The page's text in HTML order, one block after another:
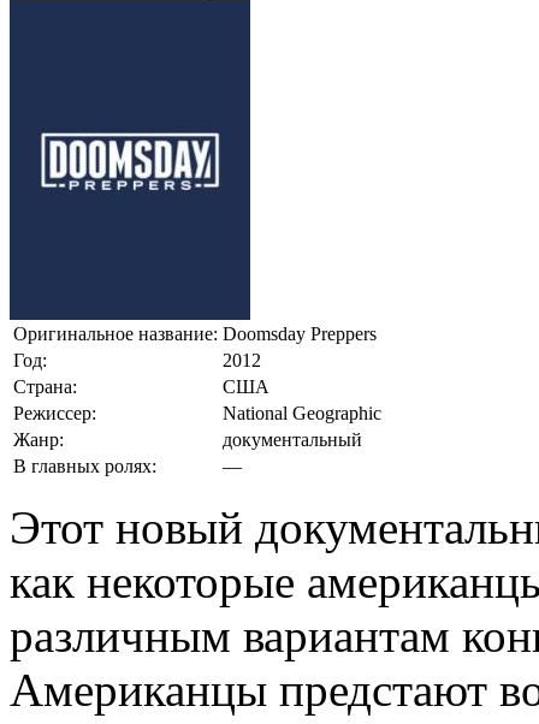
Оригинальное название: Doomsday Preppers
Год:
2012
Страна:
США
Режиссер:
National Geographic
Жанр:
документальный
В главных ролях:
—
Этот новый
как некоторые
различным вариантам
Американцы предстают